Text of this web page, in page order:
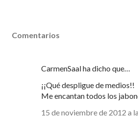
Comentarios
CarmenSaal ha dicho que…
¡¡Qué despligue de medios!!
Me encantan todos los
15 de noviembre de 2012 a